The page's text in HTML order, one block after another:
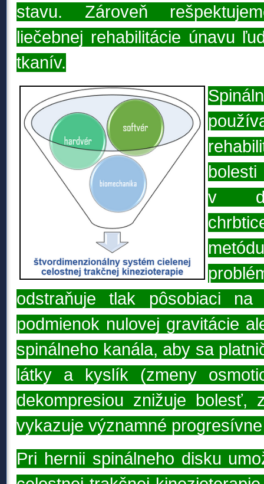
stavu. Zároveň
liečebnej rehabilitácie únavu
tkanív.
v
odstraňuje tlak pôsobiaci na
podmienok nulovej gravitácie
spinálneho kanála, aby sa
látky a kyslík (zmeny
dekompresiou znižuje bolesť,
vykazuje významné
Pri hernii spinálneho disku